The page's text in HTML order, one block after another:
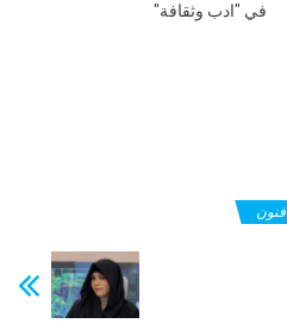
في "ادب وثقافة"
فنون